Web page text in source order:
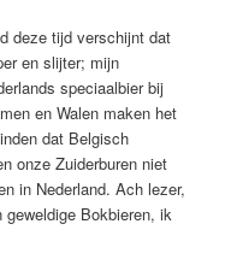
deze tijd verschijnt dat
en slijter; mijn
speciaalbier bij
en Walen maken het
dat Belgisch
onze Zuiderburen niet
in Nederland. Ach lezer,
Bokbieren, ik